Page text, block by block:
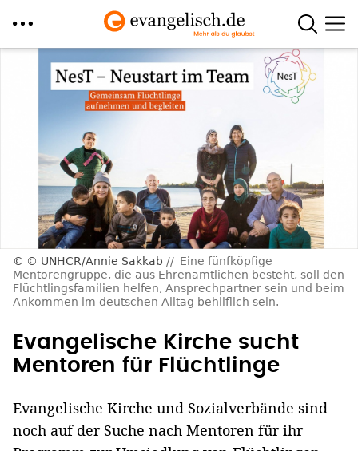
© UNHCR/Annie Sakkab
Eine fünfköpfige
Mentorengruppe, die aus Ehrenamtlichen besteht, soll den
Flüchtlingsfamilien helfen, Ansprechpartner sein und beim
Ankommen im deutschen Alltag behilflich sein.
Evangelische Kirche sucht
Mentoren für Flüchtlinge
Evangelische Kirche und Sozialverbände sind
noch auf der Suche nach Mentoren für ihr